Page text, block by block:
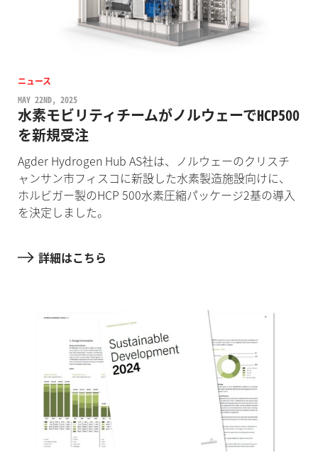
ニュース
MAY 22ND, 2025
水素モビリティチームがノルウェーでHCP500
を新規受注
Agder Hydrogen Hub AS社は、ノルウェーのクリスチ
ャンサン市フィスコに新設した水素製造施設向けに、
ホルビガー製のHCP 500水素圧縮パッケージ2基の導入
を決定しました。
詳細はこちら